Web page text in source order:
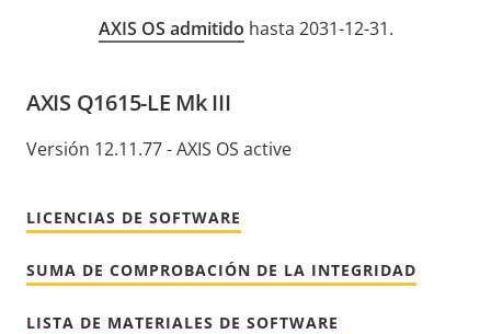
AXIS OS admitido hasta 2031-12-31.
AXIS Q1615-LE Mk III
Versión 12.11.77 - AXIS OS active
LICENCIAS DE SOFTWARE
SUMA DE COMPROBACIÓN DE LA INTEGRIDAD
LISTA DE MATERIALES DE SOFTWARE